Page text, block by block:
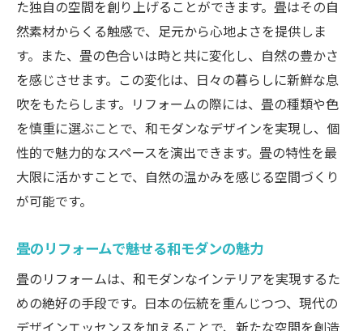
アイデア
畳と自然素材の調和が生む住空間
和モダンリフォームでの自然素材畳の選び
方
自然素材畳によるリフォームの環境への配
慮
畳リフォームで実現するサステナブルな住
まい
例
畳リフォームによる和のエッセンスを取り入れ
る住まい作り
畳リフォームで和のエッセンスを強調する
た独自の空間を創り上げることができます。畳はその自
然素材からくる触感で、足元から心地よさを提供しま
す。また、畳の色合いは時と共に変化し、自然の豊かさ
を感じさせます。この変化は、日々の暮らしに新鮮な息
吹をもたらします。リフォームの際には、畳の種類や色
を慎重に選ぶことで、和モダンなデザインを実現し、個
性的で魅力的なスペースを演出できます。畳の特性を最
大限に活かすことで、自然の温かみを感じる空間づくり
が可能です。
畳のリフォームで魅せる和モダンの魅力
畳のリフォームは、和モダンなインテリアを実現するた
めの絶好の手段です。日本の伝統を重んじつつ、現代の